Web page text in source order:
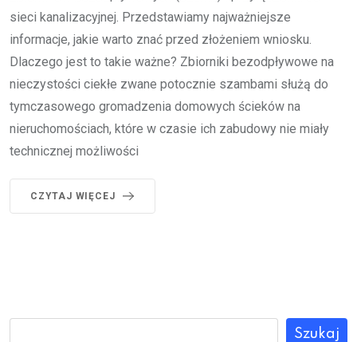
sieci kanalizacyjnej. Przedstawiamy najważniejsze
informacje, jakie warto znać przed złożeniem wniosku.
Dlaczego jest to takie ważne? Zbiorniki bezodpływowe na
nieczystości ciekłe zwane potocznie szambami służą do
tymczasowego gromadzenia domowych ścieków na
nieruchomościach, które w czasie ich zabudowy nie miały
technicznej możliwości
CZYTAJ WIĘCEJ
Szukaj